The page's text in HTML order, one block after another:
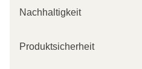
Nachhaltigkeit
Produktsicherheit